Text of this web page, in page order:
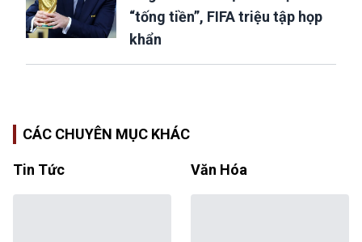
“tống tiền”, FIFA triệu tập họp
khẩn
CÁC CHUYÊN MỤC KHÁC
Tin Tức Văn Hóa